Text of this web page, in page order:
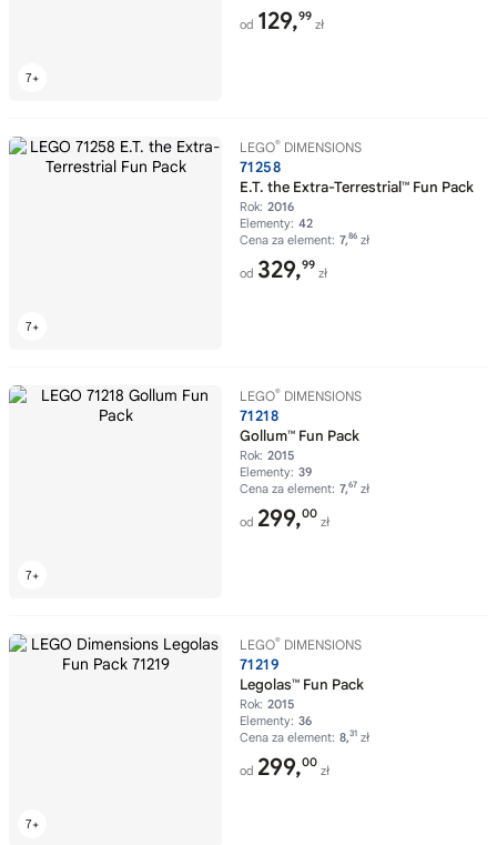
od 129,99
zł
LEGO® DIMENSIONS
71258
E.T. the Extra-Terrestrial™ Fun Pack
Rok: 2016
Elementy: 42
Cena za element: 7,86 zł
od 329,99
zł
LEGO® DIMENSIONS
71218
Gollum™ Fun Pack
Rok: 2015
Elementy: 39
Cena za element: 7,67 zł
od 299,00
zł
LEGO® DIMENSIONS
71219
Legolas™ Fun Pack
Rok: 2015
Elementy: 36
Cena za element: 8,31 zł
od 299,00
zł